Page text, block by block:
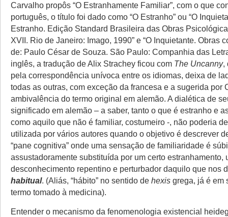
Carvalho propôs “O Estranhamente Familiar”, com o que
português, o título foi dado como “O Estranho” ou “O
Estranho. Edição Standard Brasileira das Obras
XVII. Rio de Janeiro: Imago, 1990” e “O Inquietante. Obras
de: Paulo César de Souza. São Paulo: Companhia das
inglês, a tradução de Alix Strachey ficou com The Uncanny,
pela correspondência unívoca entre os idiomas, deixa de
todas as outras, com exceção da francesa e a sugerida por
ambivalência do termo original em alemão. A dialética de
significado em alemão – a saber, tanto o que é estranho e
como aquilo que não é familiar, costumeiro -, não poderia
utilizada por vários autores quando o objetivo é descrever
“pane cognitiva” onde uma sensação de familiaridade é
assustadoramente substituída por um certo estranhamento,
desconhecimento repentino e perturbador daquilo que nos
habitual. (Aliás, “hábito” no sentido de hexis grega, já é em
termo tomado à medicina).
Entender o mecanismo da fenomenologia existencial